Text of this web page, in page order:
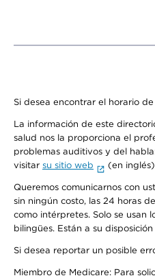
Si desea encontrar el horario
La información de este
salud nos la proporciona el
problemas auditivos y del
visitar su sitio web (en
Queremos comunicarnos con
sin ningún costo, las 24 horas
como intérpretes. Solo se usan
bilingües. Están a su
Si desea reportar un posible
Miembro de Medicare: Para